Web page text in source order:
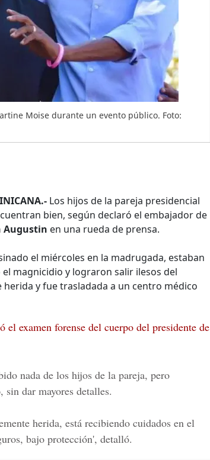
Moise durante un evento público. Foto:
Los hijos de la pareja presidencial
bien, según declaró el embajador de
Augustin en una rueda de prensa.
el miércoles en la madrugada, estaban
magnicidio y lograron salir ilesos del
y fue trasladada a un centro médico
el examen forense del cuerpo del presidente de
nada de los hijos de la pareja, pero
sin dar mayores detalles.
herida, está recibiendo cuidados en el
bajo protección', detalló.